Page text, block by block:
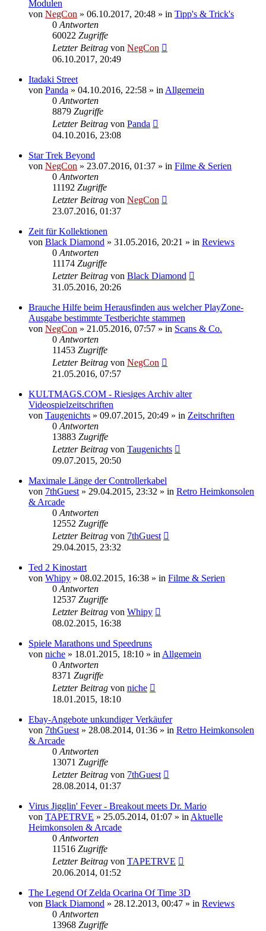
Modulen
von NegCon » 06.10.2017, 20:48 » in Tipp's & Trick's
0Antworten
60022 Zugriffe
Letzter Beitrag von NegCon
06.10.2017, 20:49
Itadaki Street
von Panda » 04.10.2016, 22:58 » inAllgemein
0Antworten
8879 Zugriffe
Letzter Beitrag von Panda
04.10.2016, 23:08
Star Trek Beyond
von NegCon » 23.07.2016, 01:37 » in Filme & Serien
0Antworten
11192 Zugriffe
Letzter Beitrag von NegCon
23.07.2016, 01:37
Zeit für Kollektionen
von Black Diamond » 31.05.2016, 20:21 » in Reviews
0Antworten
11174 Zugriffe
Letzter Beitrag von Black Diamond
31.05.2016, 20:26
Brauche Hilfe beim Herausfinden aus welcher PlayZone-
Ausgabe bestimmte Testberichte stammen
von NegCon » 21.05.2016, 07:57 » in Scans & Co.
0Antworten
11453 Zugriffe
Letzter Beitrag von NegCon
21.05.2016, 07:57
KULTMAGS.COM - Riesiges Archiv alter
Videospielzeitschriften
von Taugenichts » 09.07.2015, 20:49 » in Zeitschriften
0Antworten
13883 Zugriffe
Letzter Beitrag von Taugenichts
09.07.2015, 20:50
Maximale Länge der Controllerkabel
von 7thGuest» 29.04.2015, 23:32 » in Retro Heimkonsolen
& Arcade
0Antworten
12552 Zugriffe
Letzter Beitrag von 7thGuest
29.04.2015, 23:32
Ted 2 Kinostart
von Whipy » 08.02.2015, 16:38 » in Filme & Serien
0Antworten
12537 Zugriffe
Letzter Beitrag von Whipy
08.02.2015, 16:38
Spiele Marathons und Speedruns
von niche » 18.01.2015, 18:10 » inAllgemein
0Antworten
8371 Zugriffe
Letzter Beitrag von niche
18.01.2015, 18:10
Ebay-Angebote unkundiger Verkäufer
von 7thGuest» 28.08.2014, 01:36 » in Retro Heimkonsolen
& Arcade
0Antworten
13071 Zugriffe
Letzter Beitrag von 7thGuest
28.08.2014, 01:37
Virus Jigglin' Fever - Breakout meets Dr. Mario
von TAPETRVE » 25.05.2014, 01:07 » inAktuelle
Heimkonsolen & Arcade
0Antworten
11516 Zugriffe
Letzter Beitrag von TAPETRVE
20.06.2014, 01:52
The Legend Of Zelda Ocarina Of Time 3D
von Black Diamond » 28.12.2013, 00:47 » in Reviews
0Antworten
13968 Zugriffe